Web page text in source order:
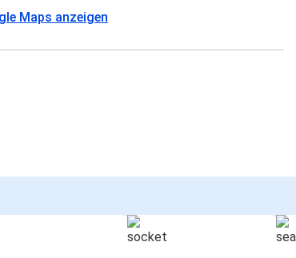
Maps anzeigen